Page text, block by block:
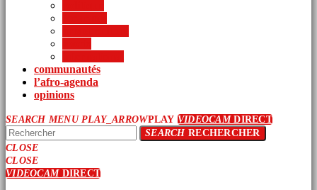
communautés
l’afro-agenda
opinions
SEARCH MENU PLAY_ARROWPLAY VIDEOCAMDIRECT
SEARCHRECHERCHER
CLOSE
CLOSE
VIDEOCAMDIRECT